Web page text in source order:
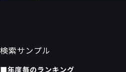
検索サンプル
■年度毎のランキング